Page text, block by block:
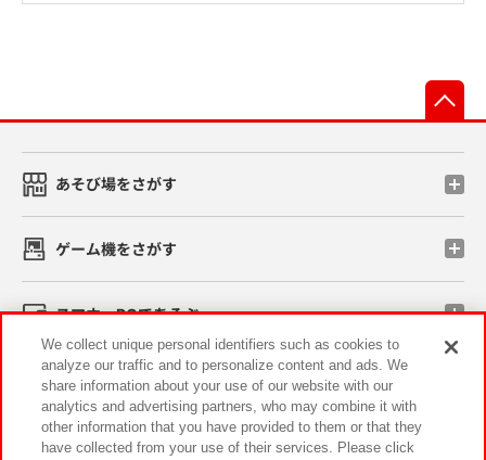
あそび場をさがす
ゲーム機をさがす
スマホ・PCであそぶ
イベント・キャンペーン
We collect unique personal identifiers such as cookies to
analyze our traffic and to personalize content and ads. We
share information about your use of our website with our
analytics and advertising partners, who may combine it with
other information that you have provided to them or that they
have collected from your use of their services. Please click